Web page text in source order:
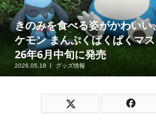
きのみを食べる姿がかわい
ケモン まんぷくぱくぱくマ
26年6月中旬に発売
2026.05.18 グッズ情報